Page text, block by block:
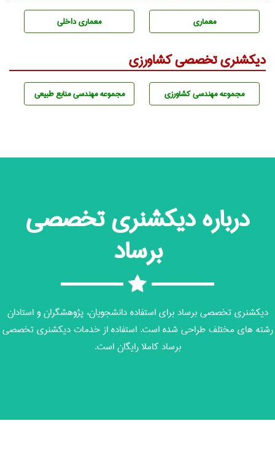
معماری معماری داخلی
دیکشنری تخصصی کشاورزی
مجموعه مهندسی كشاورزی مجموعه مهندسی منابع طبيعی
درباره دیکشنری تخصصی
برساد
دیکشنری تخصصی برساد برای استفاده دانشجویان، پژوهشگران و استادان
رشته های مختلف طراحی شده است. استفاده از خدمات دیکشنری تخصصی
برساد کاملا رایگان است.